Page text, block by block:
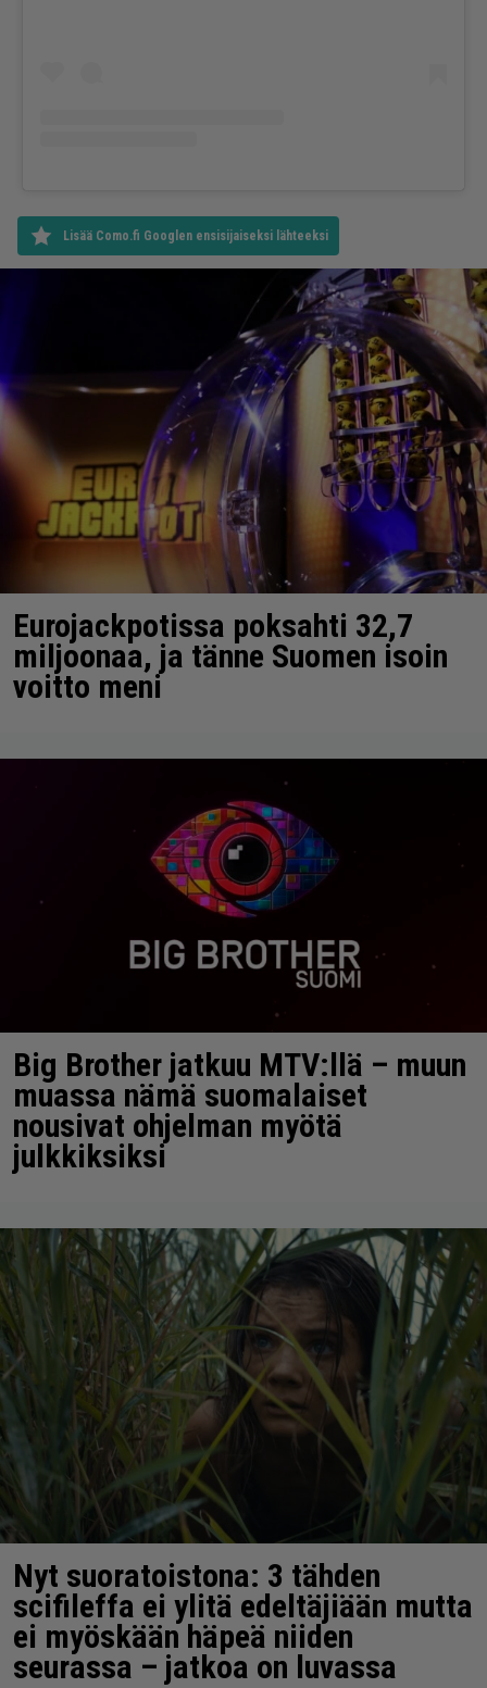
Lisää Como.fi Googlen ensisijaiseksi lähteeksi
Eurojackpotissa poksahti 32,7
miljoonaa, ja tänne Suomen isoin
voitto meni
Big Brother jatkuu MTV:llä – muun
muassa nämä suomalaiset
nousivat ohjelman myötä
julkkiksiksi
Nyt suoratoistona: 3 tähden
scifileffa ei ylitä edeltäjiään mutta
ei myöskään häpeä niiden
seurassa – jatkoa on luvassa